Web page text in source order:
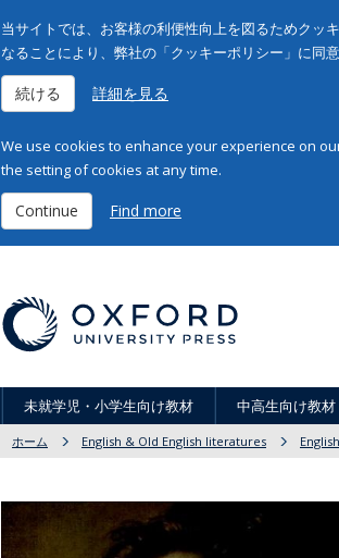
当サイトでは、お客様の利便性向上を図るためクッ
なることにより、弊社の「クッキーポリシー」に同
続ける 詳細を見る
We use cookies to enhance your experience on
the setting of cookies at any time.
Continue Find more
未就学児・小学生向け教材 中高生向け教材
ホーム English & Old English literatures